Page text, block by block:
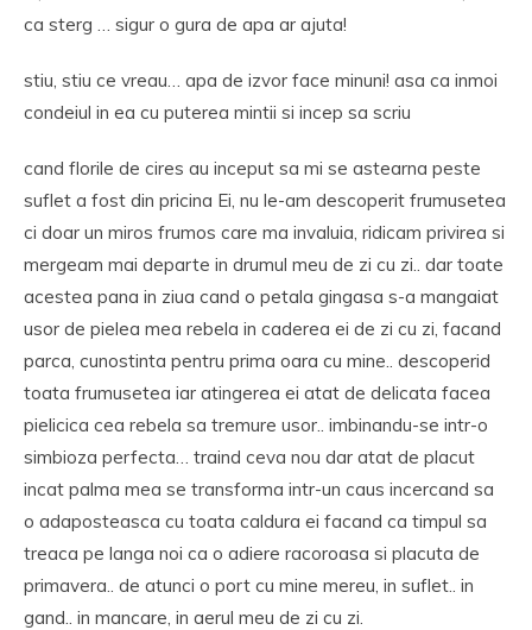
ca sterg … sigur o gura de apa ar ajuta!
stiu, stiu ce vreau… apa de izvor face minuni! asa ca inmoi
condeiul in ea cu puterea mintii si incep sa scriu
cand florile de cires au inceput sa mi se astearna peste
suflet a fost din pricina Ei, nu le-am descoperit frumusetea
ci doar un miros frumos care ma invaluia, ridicam privirea si
mergeam mai departe in drumul meu de zi cu zi.. dar toate
acestea pana in ziua cand o petala gingasa s-a mangaiat
usor de pielea mea rebela in caderea ei de zi cu zi, facand
parca, cunostinta pentru prima oara cu mine.. descoperid
toata frumusetea iar atingerea ei atat de delicata facea
pielicica cea rebela sa tremure usor.. imbinandu-se intr-o
simbioza perfecta… traind ceva nou dar atat de placut
incat palma mea se transforma intr-un caus incercand sa
o adaposteasca cu toata caldura ei facand ca timpul sa
treaca pe langa noi ca o adiere racoroasa si placuta de
primavera.. de atunci o port cu mine mereu, in suflet.. in
gand.. in mancare, in aerul meu de zi cu zi.